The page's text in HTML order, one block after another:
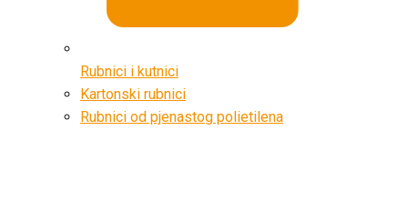
Rubnici i kutnici
Kartonski rubnici
Rubnici od pjenastog polietilena